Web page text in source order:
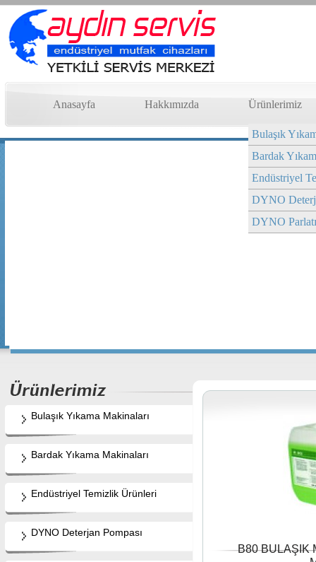
Anasayfa Hakkımızda Ürünlerimiz
Bulaşık
Bardak
Endüstriyel
DYNO
DYNO
Bulaşık Yıkama Makinaları
Bardak Yıkama Makinaları
Endüstriyel Temizlik Ürünleri
DYNO Deterjan Pompası
B80 BULAŞIK